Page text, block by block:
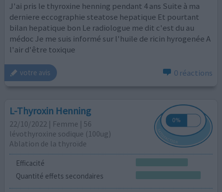
J'ai pris le thyroxine henning pendant 4 ans Suite à ma
derniere eccographie steatose hepatique Et pourtant
bilan hepatique bon Le radiologue me dit c'est du au
médoc Je me suis informé sur l'huile de ricin hyrogenée A
l'air d'être toxique
votre avis 0 réactions
L-Thyroxin Henning
22/10/2022 | Femme | 56
lévothyroxine sodique (100ug)
Ablation de la thyroïde
Efficacité
Quantité effets secondaires